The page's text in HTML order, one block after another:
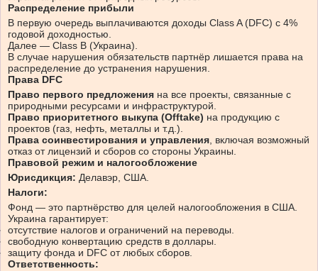
Распределение прибыли
В первую очередь выплачиваются доходы Class A (DFC) с 4%
годовой доходностью.
Далее — Class B (Украина).
В случае нарушения обязательств партнёр лишается права на
распределение до устранения нарушения.
Права DFC
Право первого предложения на все проекты, связанные с
природными ресурсами и инфраструктурой.
Право приоритетного выкупа (Offtake) на продукцию с
проектов (газ, нефть, металлы и т.д.).
Права соинвестирования и управления, включая возможный
отказ от лицензий и сборов со стороны Украины.
Правовой режим и налогообложение
Юрисдикция: Делавэр, США.
Налоги:
Фонд — это партнёрство для целей налогообложения в США.
Украина гарантирует:
отсутствие налогов и ограничений на переводы.
свободную конвертацию средств в доллары.
защиту фонда и DFC от любых сборов.
Ответственность: